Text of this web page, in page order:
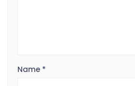
Name *